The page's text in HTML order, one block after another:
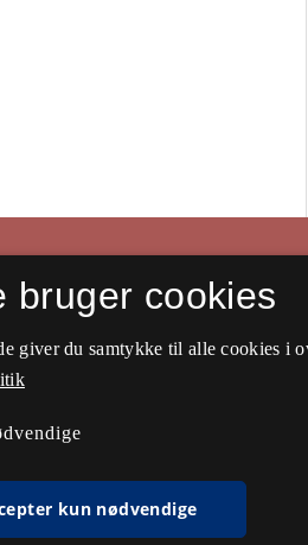
bruger cookies
giver du samtykke til alle cookies i
kun nødvendige